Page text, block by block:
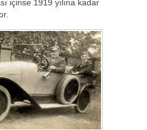
içinse 1919 yılına kadar